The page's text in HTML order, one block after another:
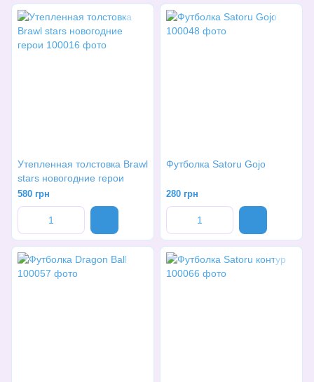
Утепленная толстовка Brawl
stars новогодние герои
580 грн
Футболка Satoru Gojo
280 грн